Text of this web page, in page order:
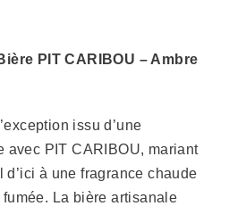
PIT CARIBOU – Ambre
issu d’une
avec PIT CARIBOU, mariant
d’ici à une fragrance chaude
fumée. La bière artisanale